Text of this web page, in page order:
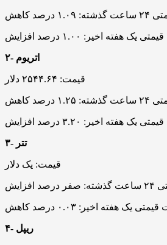
کاهش
۲- اتریوم
قیمت: ۲۵۴۴.۶۴ دلار
یک هفته اخیر: ۳.۲۰ درصد افزایش
۳- تتر
قیمت: یک دلار
۴- ریپل